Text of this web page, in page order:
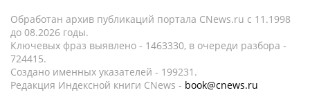
Обработан архив публикаций портала CNews.ru c 11.1998
до 08.2026 годы.
Ключевых фраз выявлено - 1463330, в очереди разбора -
724415.
Создано именных указателей - 199231.
Редакция Индексной книги CNews - book@cnews.ru